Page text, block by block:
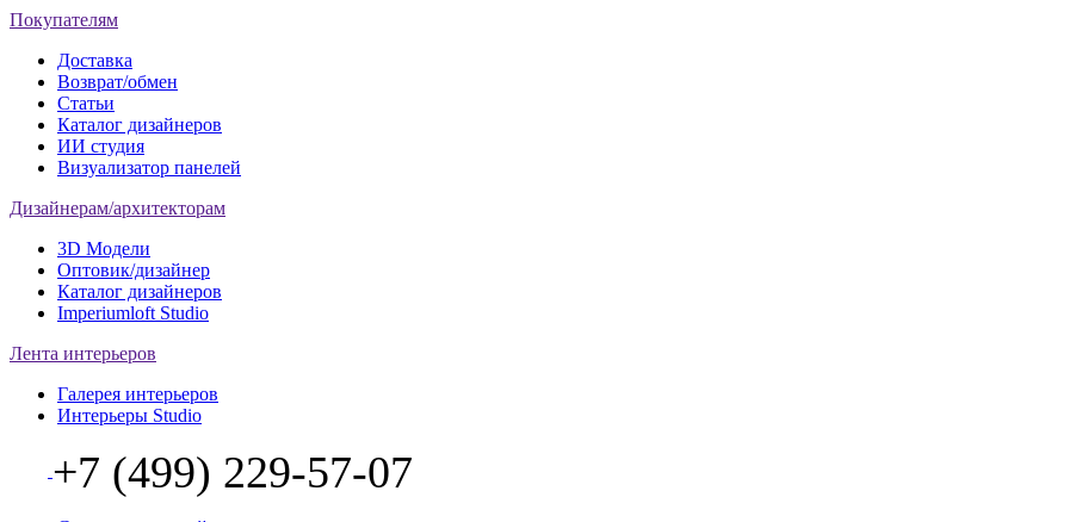
Покупателям
Доставка
Возврат/обмен
Статьи
Каталог дизайнеров
ИИ студия
Визуализатор панелей
Дизайнерам/архитекторам
3D Модели
Оптовик/дизайнер
Каталог дизайнеров
Imperiumloft Studio
Лента интерьеров
Галерея интерьеров
Интерьеры Studio
+7 (499) 229-57-07